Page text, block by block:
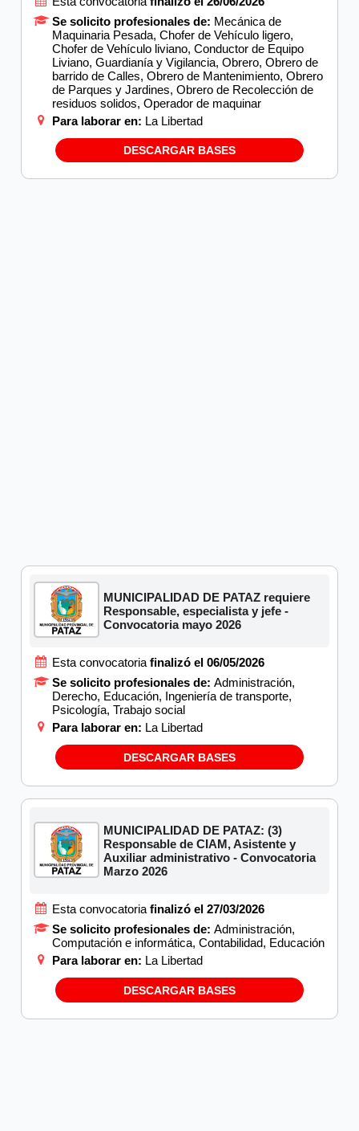
Se solicito profesionales de: Mecánica de
Maquinaria Pesada, Chofer de Vehículo ligero,
Chofer de Vehículo liviano, Conductor de Equipo
Liviano, Guardianía y Vigilancia, Obrero, Obrero de
barrido de Calles, Obrero de Mantenimiento, Obrero
de Parques y Jardines, Obrero de Recolección de
residuos solidos, Operador de maquinar
Para laborar en: La Libertad
DESCARGAR BASES
MUNICIPALIDAD DE PATAZ requiere
Responsable, especialista y jefe -
Convocatoria mayo 2026
Esta convocatoriafinalizó el 06/05/2026
Se solicito profesionales de: Administración,
Derecho, Educación, Ingeniería de transporte,
Psicología, Trabajo social
Para laborar en: La Libertad
DESCARGAR BASES
MUNICIPALIDAD DE PATAZ: (3)
Responsable de CIAM, Asistente y
Auxiliar administrativo - Convocatoria
Marzo 2026
Esta convocatoria finalizó el 27/03/2026
Se solicito profesionales de: Administración,
Computación e informática, Contabilidad, Educación
Para laborar en: La Libertad
DESCARGAR BASES